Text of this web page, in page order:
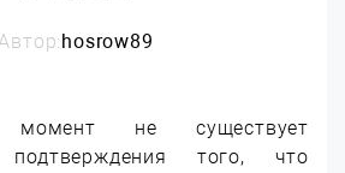
hosrow89
не существует
подтверждения того, что